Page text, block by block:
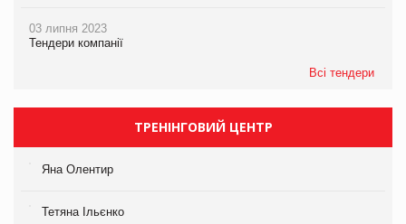
03 липня 2023
Тендери компанії
Всі тендери
ТРЕНІНГОВИЙ ЦЕНТР
Яна Олентир
Тетяна Ільєнко